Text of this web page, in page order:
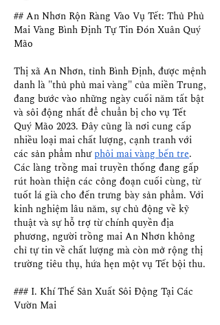
## An Nhơn Rộn Ràng Vào Vụ Tết: Thủ Phủ
Mai Vàng Bình Định Tự Tin Đón Xuân Quý
Mão
Thị xã An Nhơn, tỉnh Bình Định, được mệnh
danh là "thủ phủ mai vàng" của miền Trung,
đang bước vào những ngày cuối năm tất bật
và sôi động nhất để chuẩn bị cho vụ Tết
Quý Mão 2023. Đây cũng là nơi cung cấp
nhiều loại mai chất lượng, cạnh tranh với
các sản phẩm như phôi mai vàng bến tre.
Các làng trồng mai truyền thống đang gấp
rút hoàn thiện các công đoạn cuối cùng, từ
tuốt lá già cho đến trưng bày sản phẩm. Với
kinh nghiệm lâu năm, sự chủ động về kỹ
thuật và sự hỗ trợ từ chính quyền địa
phương, người trồng mai An Nhơn không
chỉ tự tin về chất lượng mà còn mở rộng thị
trường tiêu thụ, hứa hẹn một vụ Tết bội thu.
### I. Khí Thế Sản Xuất Sôi Động Tại Các
Vườn Mai